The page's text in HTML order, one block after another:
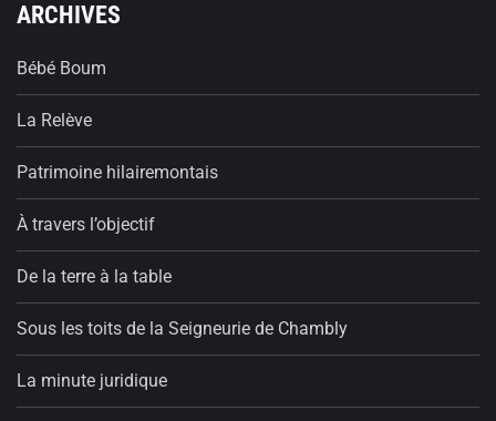
ARCHIVES
Bébé Boum
La Relève
Patrimoine hilairemontais
À travers l’objectif
De la terre à la table
Sous les toits de la Seigneurie de Chambly
La minute juridique